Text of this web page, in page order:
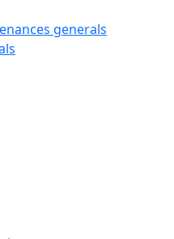
generals